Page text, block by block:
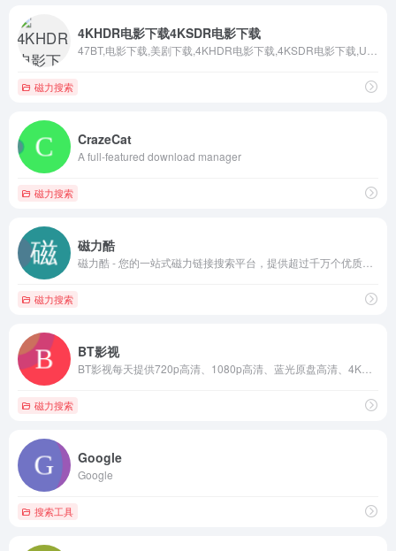
4KHDR电影下载4KSDR电影下载
磁力搜索
CrazeCat
A full-featured download manager
磁力搜索
磁力酷
磁力搜索
BT影视
磁力搜索
Google
Google
搜索工具